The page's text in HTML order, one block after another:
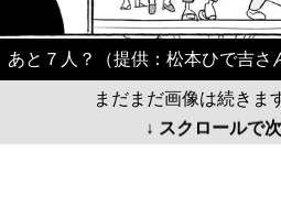
あと７人？（提供：松本ひで吉さ
まだまだ画像は続きま
↓ スクロールで